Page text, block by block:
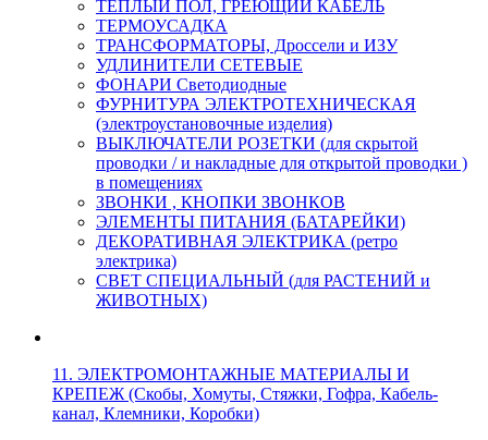
ТЕПЛЫЙ ПОЛ, ГРЕЮЩИЙ КАБЕЛЬ
ТЕРМОУСАДКА
ТРАНСФОРМАТОРЫ, Дроссели и ИЗУ
УДЛИНИТЕЛИ СЕТЕВЫЕ
ФОНАРИ Светодиодные
ФУРНИТУРА ЭЛЕКТРОТЕХНИЧЕСКАЯ
(электроустановочные изделия)
ВЫКЛЮЧАТЕЛИ РОЗЕТКИ (для скрытой
проводки / и накладные для открытой проводки )
в помещениях
ЗВОНКИ , КНОПКИ ЗВОНКОВ
ЭЛЕМЕНТЫ ПИТАНИЯ (БАТАРЕЙКИ)
ДЕКОРАТИВНАЯ ЭЛЕКТРИКА (ретро
электрика)
СВЕТ СПЕЦИАЛЬНЫЙ (для РАСТЕНИЙ и
ЖИВОТНЫХ)
11. ЭЛЕКТРОМОНТАЖНЫЕ МАТЕРИАЛЫ И
КРЕПЕЖ (Скобы, Хомуты, Стяжки, Гофра, Кабель-
канал, Клемники, Коробки)